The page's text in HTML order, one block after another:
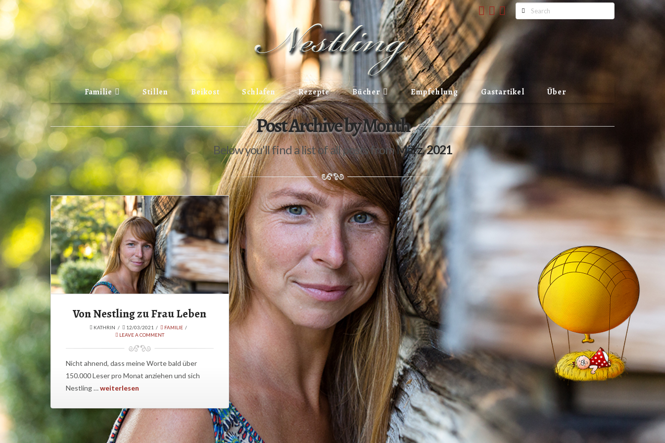
Search
Familie Stillen Beikost Schlafen Rezepte Bücher Empfehlung Gastartikel Über
Post Archive by Month
Below you'll find a list of all posts fromMärz, 2021
Von Nestling zu Frau Leben
KATHRIN 12/03/2021
FAMILIE
LEAVE A COMMENT
Nicht ahnend, dass meine Worte bald über
150.000 Leser pro Monat anziehen und sich
Nestling …weiterlesen